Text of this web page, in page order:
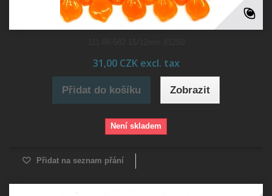
31,00 CZK excl. tax
Přidat do košíku Zobrazit
Není skladem
Přidat na seznam přání